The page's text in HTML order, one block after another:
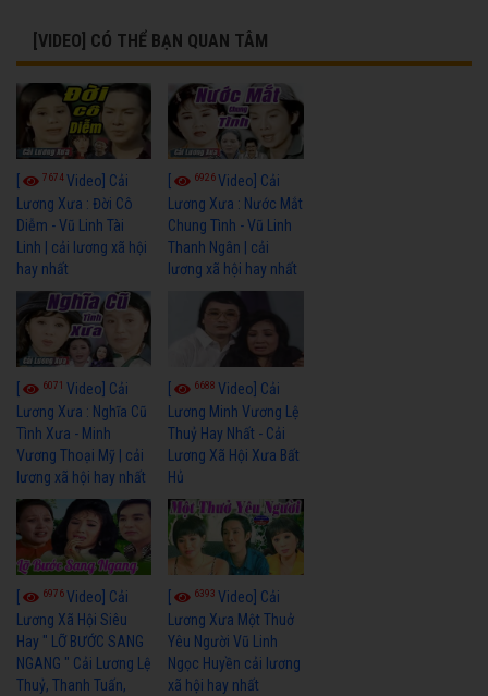
[VIDEO] CÓ THỂ BẠN QUAN TÂM
7674Video] Cải
Lương Xưa : Đời Cô
Diễm - Vũ Linh Tài
Linh | cải lương xã hội
hay nhất
6926Video] Cải
Lương Xưa : Nước Mắt
Chung Tình - Vũ Linh
Thanh Ngân | cải
lương xã hội hay nhất
6071 Video] Cải
Lương Xưa : Nghĩa Cũ
Tình Xưa - Minh
Vương Thoại Mỹ | cải
lương xã hội hay nhất
6688Video] Cải
Lương Minh Vương Lệ
Thuỷ Hay Nhất - Cải
Lương Xã Hội Xưa Bất
Hủ
6976Video] Cải
Lương Xã Hội Siêu
Hay " LỠ BƯỚC SANG
NGANG " Cải Lương Lệ
Thuỷ, Thanh Tuấn,
6393Video] Cải
Lương Xưa Một Thuở
Yêu Người Vũ Linh
Ngọc Huyền cải lương
xã hội hay nhất